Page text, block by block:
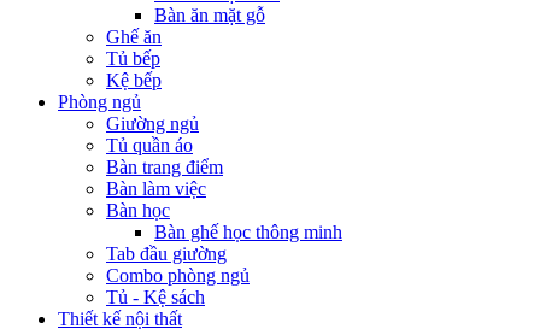
Bàn ăn mặt gỗ
Ghế ăn
Tủ bếp
Kệ bếp
Phòng ngủ
Giường ngủ
Tủ quần áo
Bàn trang điểm
Bàn làm việc
Bàn học
Bàn ghế học thông minh
Tab đầu giường
Combo phòng ngủ
Tủ - Kệ sách
Thiết kế nội thất